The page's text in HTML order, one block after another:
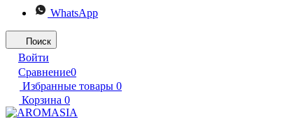
WhatsApp
Поиск
Войти
Сравнение0
Избранные товары 0
Корзина 0